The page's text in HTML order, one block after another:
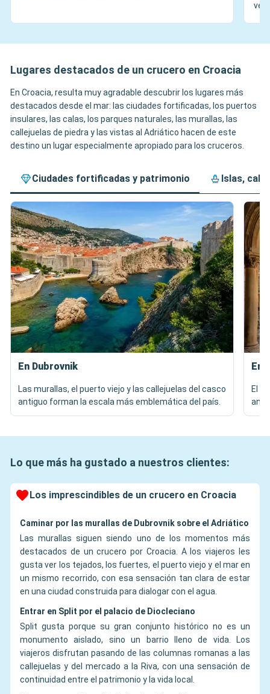
Lugares destacados de un crucero en Croacia
En Croacia, resulta muy agradable descubrir los lugares más
destacados desde el mar: las ciudades fortificadas, los puertos
insulares, las calas, los parques naturales, las murallas, las
callejuelas de piedra y las vistas al Adriático hacen de este
destino un lugar especialmente apropiado para los cruceros.
Ciudades fortificadas y patrimonio Islas,
En Dubrovnik
Las murallas, el puerto viejo y las callejuelas del casco
antiguo forman la escala más emblemática del país.
En
El
Lo que más ha gustado a nuestros clientes:
Los imprescindibles de un crucero en Croacia
Caminar por las murallas de Dubrovnik sobre el Adriático
Las murallas siguen siendo uno de los momentos más
destacados de un crucero por Croacia. A los viajeros les
gusta ver los tejados, los fuertes, el puerto viejo y el mar en
un mismo recorrido, con esa sensación tan clara de estar
en una ciudad construida para dialogar con el agua.
Entrar en Split por el palacio de Diocleciano
Split gusta porque su gran conjunto histórico no es un
monumento aislado, sino un barrio lleno de vida. Los
viajeros disfrutan pasando de las columnas romanas a las
callejuelas y del mercado a la Riva, con una sensación de
continuidad entre el patrimonio y la vida local.